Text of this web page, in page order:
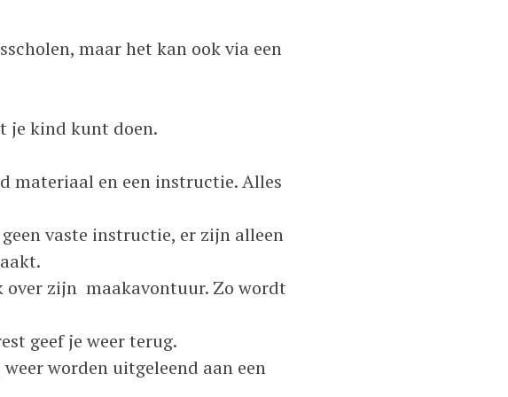
maar het kan ook via een
je kind kunt doen.
materiaal en een instructie. Alles
vaste instructie, er zijn alleen
over zijn maakavontuur. Zo wordt
geef je weer terug.
worden uitgeleend aan een